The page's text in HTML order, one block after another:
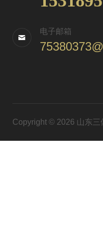
电子邮箱
Copyright © 2026 山东